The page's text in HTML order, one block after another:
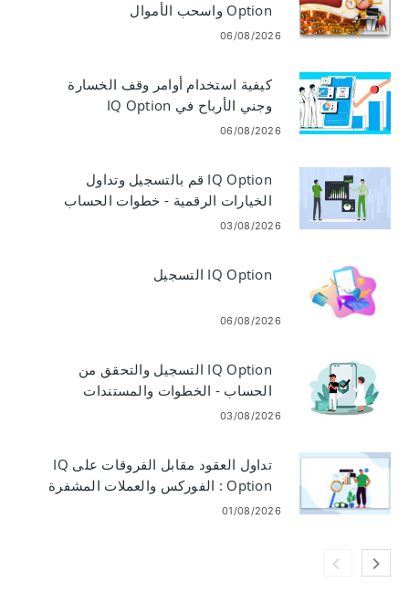
Option واسحب الأموال
06/08/2026
كيفية استخدام أوامر وقف الخسارة
وجني الأرباح في IQ Option
06/08/2026
IQ Option قم بالتسجيل وتداول
الخيارات الرقمية - خطوات الحساب
03/08/2026
IQ Option التسجيل
06/08/2026
IQ Option التسجيل والتحقق من
الحساب - الخطوات والمستندات
والتوقيت
03/08/2026
تداول العقود مقابل الفروقات على IQ
Option : الفوركس والعملات المشفرة
والأسهم
01/08/2026